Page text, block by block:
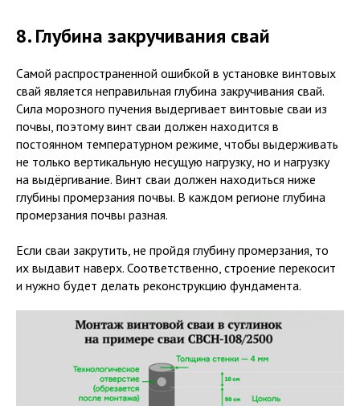
8. Глубина закручивания свай
Самой распространенной ошибкой в установке винтовых
свай является неправильная глубина закручивания свай.
Сила морозного пучения выдергивает винтовые сваи из
почвы, поэтому винт сваи должен находится в
постоянном температурном режиме, чтобы выдерживать
не только вертикальную несущую нагрузку, но и нагрузку
на выдёргивание. Винт сваи должен находиться ниже
глубины промерзания почвы. В каждом регионе глубина
промерзания почвы разная.
Если сваи закрутить, не пройдя глубину промерзания, то
их выдавит наверх. Соответственно, строение перекосит
и нужно будет делать реконструкцию фундамента.